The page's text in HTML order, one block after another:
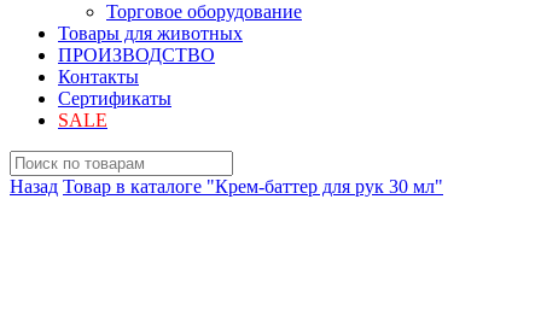
Торговое оборудование
Товары для животных
ПРОИЗВОДСТВО
Контакты
Сертификаты
SALE
Назад Товар в каталоге "Крем-баттер для рук 30 мл"